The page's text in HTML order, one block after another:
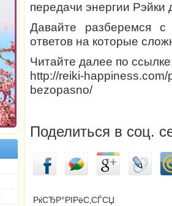
передачи энергии Рэйки
Давайте разберемся
ответов на которые
Читайте далее по
http://reiki-
bezopasno/
Поделиться в соц.
РќСЂР°РІРёС‚СЃСЏ